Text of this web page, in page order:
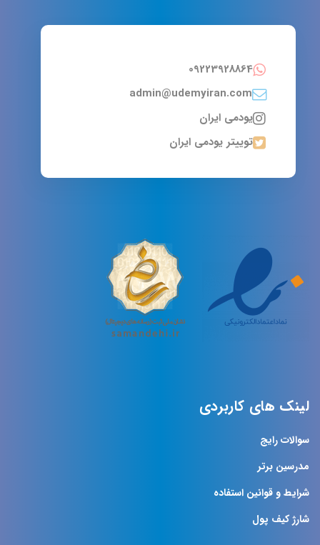
09223928864
admin@udemyiran.com
یودمی ایران
توییتر یودمی ایران
لینک های کاربردی
سوالات رایج
مدرسین برتر
شرایط و قوانین استفاده
شارژ کیف پول